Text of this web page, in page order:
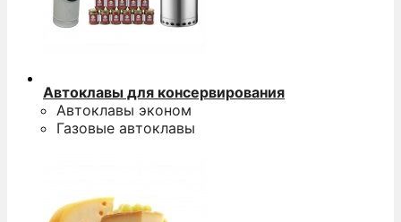
Автоклавы для консервирования
Автоклавы эконом
Газовые автоклавы